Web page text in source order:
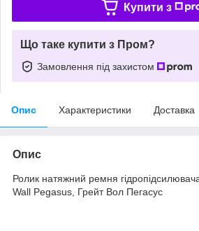
Купити з
Що таке купити з Пром?
Замовлення під захистом
Опис Характеристики Доставка
Опис
Ролик натяжний ремня
Wall Pegasus, Грейт Вол Пегасус